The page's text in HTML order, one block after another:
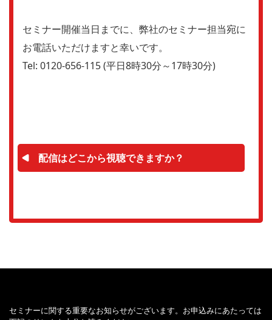
セミナー開催当日までに、弊社のセミナー担当宛に
お電話いただけますと幸いです。
Tel: 0120-656-115 (平日8時30分～17時30分)
配信はどこから視聴できますか？
セミナーに関する重要なお知らせがございます。お申込みにあたっては